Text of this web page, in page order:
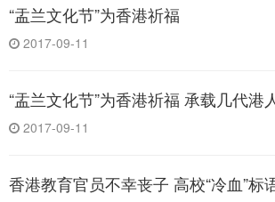
“盂兰文化节”为香港祈福
2017-09-11
“盂兰文化节”为香港祈福 承载几代港
2017-09-11
香港教育官员不幸丧子 高校“冷血”标